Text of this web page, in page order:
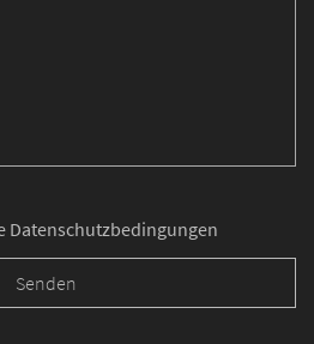
Datenschutzbedingungen